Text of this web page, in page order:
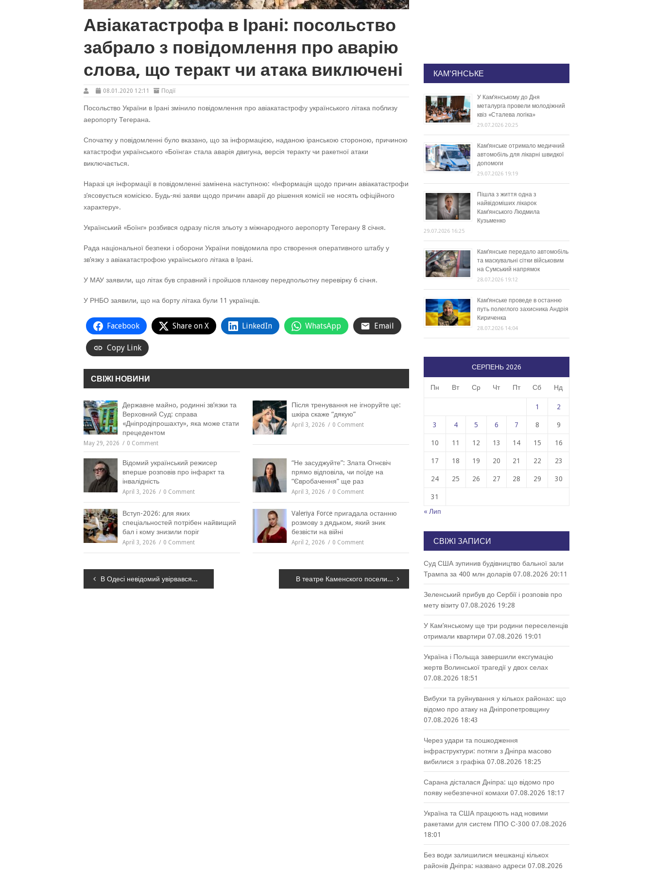
Авіакатастрофа в Ірані: посольство
забрало з повідомлення про аварію
слова, що теракт чи атака виключені
08.01.2020 12:11 Події
Посольство України в Ірані змінило повідомлення про авіакатастрофу українського літака поблизу
аеропорту Тегерана.
Спочатку у повідомленні було вказано, що за інформацією, наданою іранською стороною, причиною
катастрофи українського «Боїнга» стала аварія двигуна, версія теракту чи ракетної атаки
виключається.
Наразі ця інформації в повідомленні замінена наступною: «Інформація щодо причин авіакатастрофи
з’ясовується комісією. Будь-які заяви щодо причин аварії до рішення комісії не носять офіційного
характеру».
Український «Боїнг» розбився одразу після зльоту з міжнародного аеропорту Тегерану 8 січня.
Рада національної безпеки і оборони України повідомила про створення оперативного штабу у
зв’язку з авіакатастрофою українського літака в Ірані.
У МАУ заявили, що літак був справний і пройшов планову передпольотну перевірку 6 січня.
У РНБО заявили, що на борту літака були 11 українців.
Facebook Share on X LinkedIn WhatsApp Email
Copy Link
СВІЖІ НОВИНИ
Державне майно, родинні зв’язки та
Верховний Суд: справа
«Дніпродіпрошахту», яка може стати
прецедентом
May 29, 2026 0 Comment
Після тренування не ігноруйте це:
шкіра скаже “дякую”
April 3, 2026 0 Comment
Відомий український режисер
вперше розповів про інфаркт та
інвалідність
April 3, 2026 0 Comment
“Не засуджуйте”: Злата Огнєвіч
прямо відповіла, чи поїде на
“Євробачення” ще раз
April 3, 2026 0 Comment
Вступ-2026: для яких
спеціальностей потрібен найвищий
бал і кому знизили поріг
April 3, 2026 0 Comment
Valeriya Force пригадала останню
розмову з дядьком, який зник
безвісти на війні
April 2, 2026 0 Comment
Навігація
В Одесі невідомий увірвався в аеропорт та почав силою евакуювати людей В театре Каменского поселилась Рапунцель
КАМ'ЯНСЬКЕ
У Кам’янському до Дня
металурга провели молодіжний
квіз «Сталева логіка»
29.07.2026 20:25
Кам’янське отримало медичний
автомобіль для лікарні швидкої
допомоги
29.07.2026 19:19
Пішла з життя одна з
найвідоміших лікарок
Кам’янського Людмила
Кузьменко
29.07.2026 16:25
Кам’янське передало автомобіль
та маскувальні сітки військовим
на Сумський напрямок
28.07.2026 19:12
Кам’янське проведе в останню
путь полеглого захисника Андрія
Кириченка
28.07.2026 14:04
СЕРПЕНЬ 2026
Пн Вт Ср Чт Пт Сб Нд
1 2
3 4 5 6 7 8 9
10 11 12 13 14 15 16
17 18 19 20 21 22 23
24 25 26 27 28 29 30
31
« Лип
СВІЖІ ЗАПИСИ
Суд США зупинив будівництво бальної зали
Трампа за 400 млн доларів 07.08.2026 20:11
Зеленський прибув до Сербії і розповів про
мету візиту 07.08.2026 19:28
У Кам’янському ще три родини переселенців
отримали квартири 07.08.2026 19:01
Україна і Польща завершили ексгумацію
жертв Волинської трагедії у двох селах
07.08.2026 18:51
Вибухи та руйнування у кількох районах: що
відомо про атаку на Дніпропетровщину
07.08.2026 18:43
Через удари та пошкодження
інфраструктури: потяги з Дніпра масово
вибилися з графіка 07.08.2026 18:25
Сарана дісталася Дніпра: що відомо про
появу небезпечної комахи 07.08.2026 18:17
Україна та США працюють над новими
ракетами для систем ППО С-300 07.08.2026
18:01
Без води залишилися мешканці кількох
районів Дніпра: названо адреси 07.08.2026